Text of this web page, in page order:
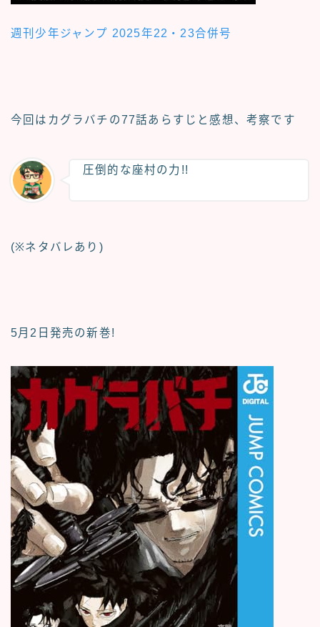
週刊少年ジャンプ 2025年22・23合併号
今回は カグラバチ の77話あらすじと感想、考察です
圧倒的な座村の力!!
(※ネタバレあり)
5月2日発売の新巻!